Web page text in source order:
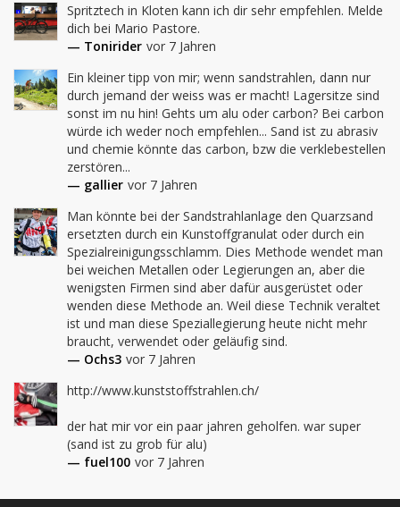
Spritztech in Kloten kann ich dir sehr empfehlen. Melde
dich bei Mario Pastore.
— Tonirider vor 7 Jahren
Ein kleiner tipp von mir; wenn sandstrahlen, dann nur
durch jemand der weiss was er macht! Lagersitze sind
sonst im nu hin! Gehts um alu oder carbon? Bei carbon
würde ich weder noch empfehlen... Sand ist zu abrasiv
und chemie könnte das carbon, bzw die verklebestellen
zerstören...
— gallier vor 7 Jahren
Man könnte bei der Sandstrahlanlage den Quarzsand
ersetzten durch ein Kunstoffgranulat oder durch ein
Spezialreinigungsschlamm. Dies Methode wendet man
bei weichen Metallen oder Legierungen an, aber die
wenigsten Firmen sind aber dafür ausgerüstet oder
wenden diese Methode an. Weil diese Technik veraltet
ist und man diese Speziallegierung heute nicht mehr
braucht, verwendet oder geläufig sind.
— Ochs3 vor 7 Jahren
http://www.kunststoffstrahlen.ch/
der hat mir vor ein paar jahren geholfen. war super
(sand ist zu grob für alu)
— fuel100 vor 7 Jahren